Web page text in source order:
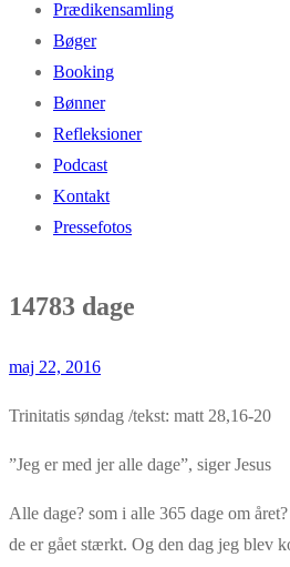
Prædikensamling
Bøger
Booking
Bønner
Refleksioner
Podcast
Kontakt
Pressefotos
14783 dage
maj 22, 2016
Trinitatis søndag /tekst: matt 28,16-20
”Jeg er med jer alle dage”, siger Jesus
Alle dage? som i alle 365 dage om
de er gået stærkt. Og den dag jeg blev